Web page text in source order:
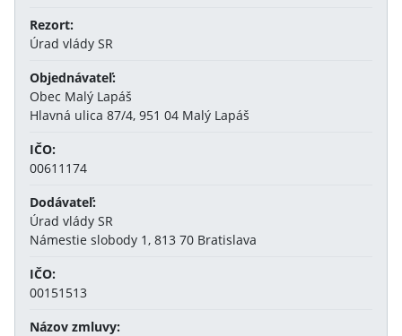
Rezort:
Úrad vlády SR
Objednávateľ:
Obec Malý Lapáš
Hlavná ulica 87/4, 951 04 Malý Lapáš
IČO:
00611174
Dodávateľ:
Úrad vlády SR
Námestie slobody 1, 813 70 Bratislava
IČO:
00151513
Názov zmluvy: